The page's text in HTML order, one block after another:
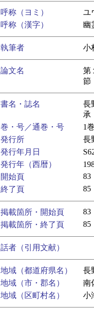
呼称（ヨミ）
ユ
呼称（漢字） 幽
執筆者 小
論文名
第
節
書名・誌名
長
承
巻・号／通巻・号
1
発行所
長
発行年月日
発行年（西暦）
開始頁
83
終了頁 85
掲載箇所・開始頁
83
掲載箇所・終了頁 85
話者（引用文献）
地域（都道府県名）
長
地域（市・郡名）
南
地域（区町村名） 小